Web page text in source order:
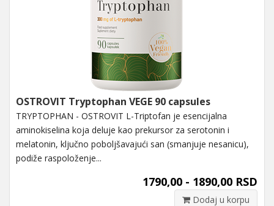
OSTROVIT Tryptophan VEGE 90 capsules
TRYPTOPHAN - OSTROVIT L-Triptofan je esencijalna
aminokiselina koja deluje kao prekursor za serotonin i
melatonin, ključno poboljšavajući san (smanjuje nesanicu),
podiže raspoloženje...
1790,00 - 1890,00 RSD
Dodaj u korpu